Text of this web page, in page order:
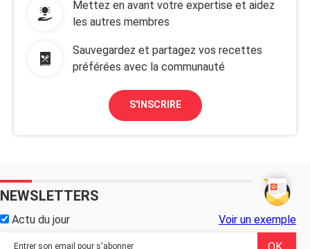
Mettez en avant votre expertise et aidez
les autres membres
Sauvegardez et partagez vos recettes
préférées avec la communauté
S'INSCRIRE
NEWSLETTERS
Actu du jour Voir un exemple